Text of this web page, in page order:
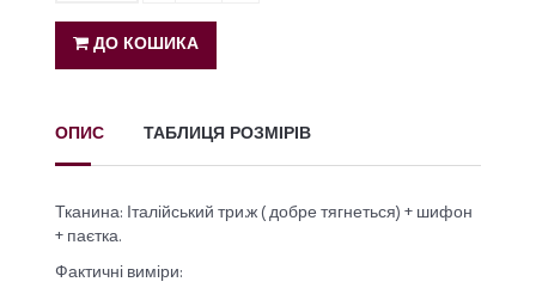
ДО КОШИКА
ОПИС ТАБЛИЦЯ РОЗМІРІВ
Тканина: Італійський три.ж ( добре тягнеться) + шифон
+ паєтка.
Фактичні виміри: